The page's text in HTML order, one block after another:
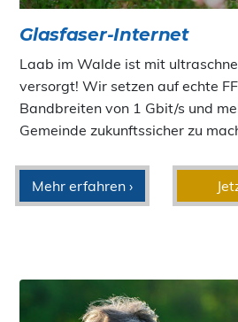
Glasfaser-Internet
Laab im Walde ist mit
versorgt! Wir setzen auf echte
Bandbreiten von 1 Gbit/s und
Gemeinde zukunftssicher zu
Mehr erfahren ›